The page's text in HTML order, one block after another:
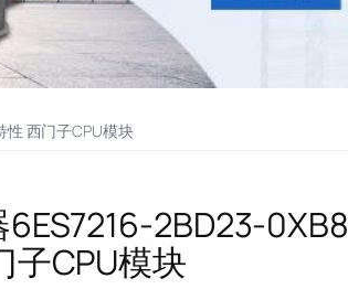
性 西门子CPU模块
2BD23-0XB8
子CPU模块